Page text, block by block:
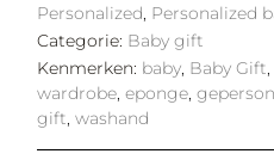
Personalized Personalized
Categorie: Baby gift
Kenmerken: baby Baby Gift
wardrobe eponge
gift washand